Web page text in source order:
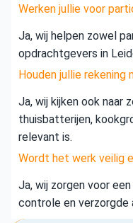
Werken jullie voor
Ja, wij helpen zowel
opdrachtgevers in
Houden jullie
Ja, wij kijken ook naar
thuisbatterijen,
relevant is.
Wordt het werk veilig
Ja, wij zorgen voor
controle en verzorgde